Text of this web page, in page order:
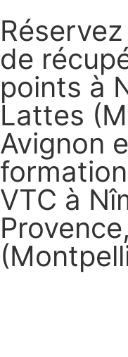
de
points à
Lattes
Avignon
VTC à